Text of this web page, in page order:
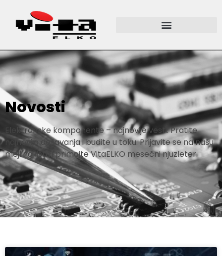
Novosti
Elektronske komponente – najnovije vesti. Pratite
najnovija dešavanja i budite u toku. Prijavite se na našu
mejling listu i primajte VitaELKO mesečni njuzleter.